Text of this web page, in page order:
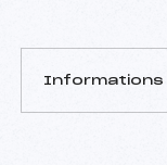
Informations